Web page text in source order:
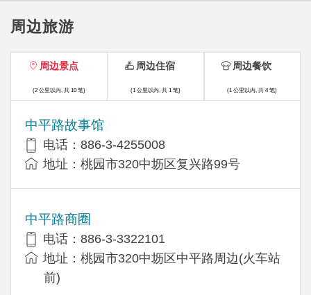
周边旅游
周边景点
(2 公里以内, 共 10 笔)
中平路故事馆
电话：886-3-4255008
地址：桃园市320中坜区复兴路99号
中平路商圈
电话：886-3-3322101
地址：桃园市320中坜区中平路周边(火车站
前)
周边住宿
(1 公里以内, 共 1 笔)
周边餐饮
(1 公里以内, 共 4 笔)